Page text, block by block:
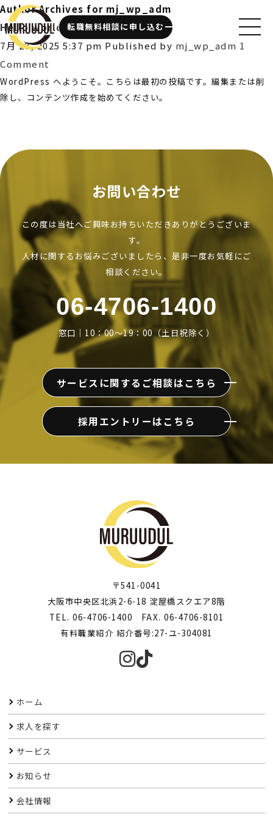
転職無料相談に申し込む
Author Archives for mj_wp_adm
Hello world!
7月 28, 2025 5:37 pm Published by mj_wp_adm 1
Comment
WordPress へようこそ。こちらは最初の投稿です。編集または削
除し、コンテンツ作成を始めてください。
お問い合わせ
この度は当社へご興味お持ちいただきありがとうございま
す。
人材に関するお悩みございましたら、是非一度お気軽にご
相談ください。
06-4706-1400
窓口｜10：00～19：00（土日祝除く）
サービスに関するご相談はこちら
採用エントリーはこちら
〒541-0041
大阪市中央区北浜2-6-18 淀屋橋スクエア8階
TEL. 06-4706-1400 FAX. 06-4706-8101
有料職業紹介 紹介番号:27-ユ-304081
ホーム
求人を探す
サービス
お知らせ
会社情報